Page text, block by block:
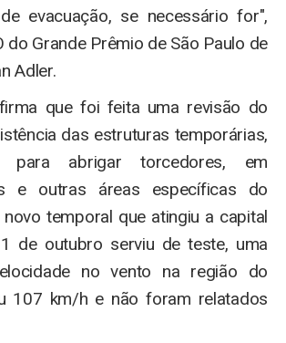
evacuação, se necessário for",
do Grande Prêmio de São Paulo de
Adler.
que foi feita uma revisão do
das estruturas temporárias,
para abrigar torcedores, em
e outras áreas específicas do
temporal que atingiu a capital
de outubro serviu de teste, uma
no vento na região do
107 km/h e não foram relatados